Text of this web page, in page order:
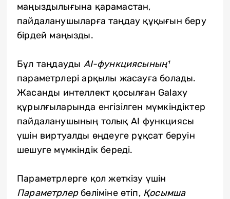
маңыздылығына қарамастан,
пайдаланушыларға таңдау құқығын беру
бірдей маңызды.
Бұл таңдауды AI-функциясының¹
параметрлері арқылы жасауға болады.
Жасанды интеллект қосылған Galaxy
құрылғыларында енгізілген мүмкіндіктер
пайдаланушының толық AI функциясы
үшін виртуалды өңдеуге рұқсат беруін
шешуге мүмкіндік береді.
Параметрлерге қол жеткізу үшін
Параметрлербөліміне өтіп, Қосымша